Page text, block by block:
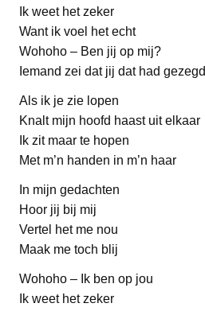
Ik weet het zeker
Want ik voel het echt
Wohoho – Ben jij op mij?
Iemand zei dat jij dat had gezegd
Als ik je zie lopen
Knalt mijn hoofd haast uit elkaar
Ik zit maar te hopen
Met m’n handen in m’n haar
In mijn gedachten
Hoor jij bij mij
Vertel het me nou
Maak me toch blij
Wohoho – Ik ben op jou
Ik weet het zeker